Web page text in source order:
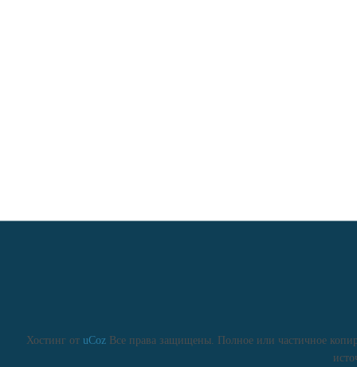
Хостинг от uCozВсе права защищены. Полное или частичное